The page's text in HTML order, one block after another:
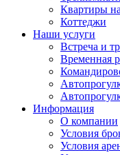
Квартиры
Коттеджи
Наши услуги
Встреча и
Временная
Информация
О компании
Условия
Условия